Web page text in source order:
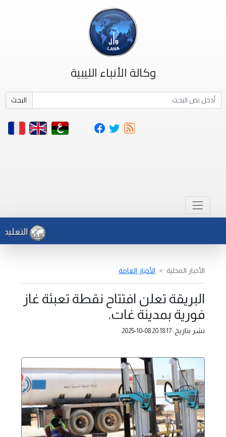
وكالة الأنباء الليبية
البحث
التعليم
الأخبار المحلية الأخبار العامة
البريقة تعلن افتتاح نقطة تعبئة غاز
فورية بمدينة غات.
نشر بتاريخ: 2025-10-08 20:18:17